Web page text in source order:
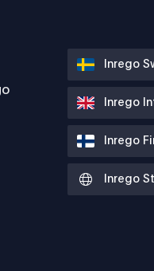
Inrego
Inrego
Inrego
Inrego